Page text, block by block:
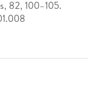
82, 100–105.